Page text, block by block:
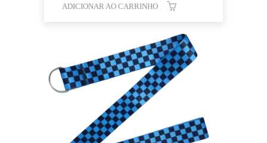
ADICIONAR AO CARRINHO